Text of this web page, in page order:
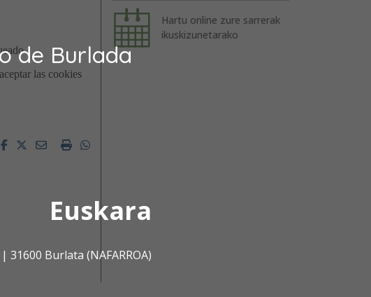
de Burlada
Euskara
Burlata (NAFARROA)
FacebookTwitterEmailImprimirWhatsapp
Hartu online zure sarrerak
ikuskizunetarako